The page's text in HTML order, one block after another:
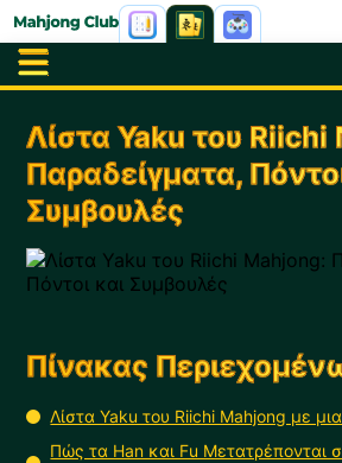
Λίστα Yaku του Riichi
Παραδείγματα,
Συμβουλές
Πίνακας
Λίστα Yaku του Riichi Mahjong με
Πώς τα Han και Fu Μετατρέπονται